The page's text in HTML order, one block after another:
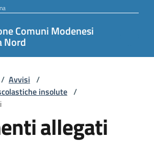
Comuni Modenesi
Nord
/ Avvisi /
insolute /
allegati